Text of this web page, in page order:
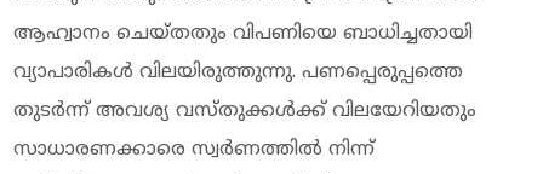
ആഹ്വാനം ചെയ്തതും വിപണിയെ ബാധിച്ചതായി
വ്യാപാരികള്‍ വിലയിരുത്തുന്നു. പണപ്പെരുപ്പത്തെ
തുടര്‍ന്ന് അവശ്യ വസ്തുക്കള്‍ക്ക് വിലയേറിയതും
സാധാരണക്കാരെ സ്വര്‍ണത്തില്‍ നിന്ന്